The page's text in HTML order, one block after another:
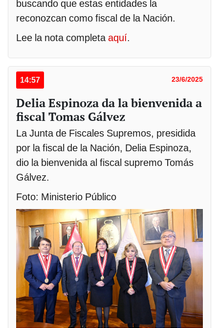
buscando que estas entidades la
reconozcan como fiscal de la Nación.
Lee la nota completaaquí.
14:57 23/6/2025
Delia Espinoza da la bienvenida a
fiscal Tomas Gálvez
La Junta de Fiscales Supremos, presidida
por la fiscal de la Nación, Delia Espinoza,
dio la bienvenida al fiscal supremo Tomás
Gálvez.
Foto: Ministerio Público